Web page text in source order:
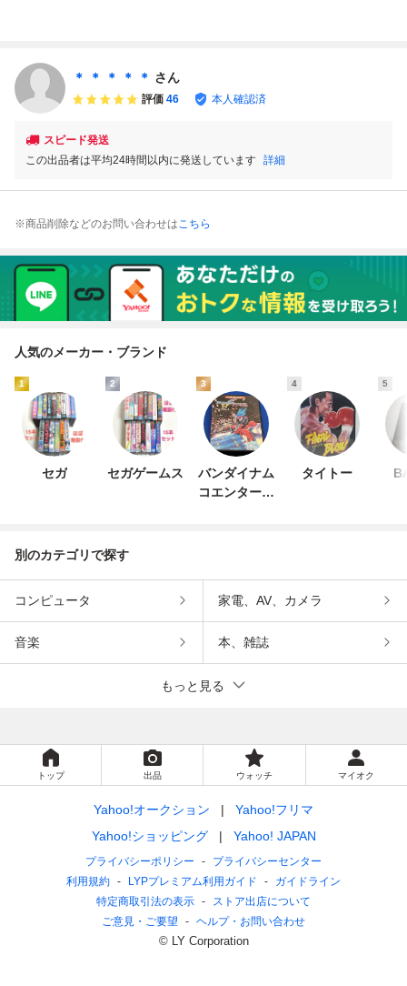
＊ ＊ ＊ ＊ ＊ さん
評価 46 本人確認済
スピード発送
この出品者は平均24時間以内に発送しています 詳細
※商品削除などのお問い合わせはこちら
人気のメーカー・ブランド
1
セガ
2
セガゲームス
3
バンダイナム
コエンターテ
4
タイトー
5
別のカテゴリで探す
コンピュータ 家電、AV、カメラ
音楽 本、雑誌
もっと見る
トップ 出品 ウォッチ マイオク
Yahoo!オークション
Yahoo!フリマ
Yahoo!ショッピング
Yahoo! JAPAN
プライバシーポリシー
プライバシーセンター
利用規約
LYPプレミアム利用ガイド
ガイドライン
特定商取引法の表示
ストア出店について
ご意見・ご要望
ヘルプ・お問い合わせ
© LY Corporation